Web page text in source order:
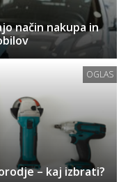
način nakupa in
OGLAS
– kaj izbrati?